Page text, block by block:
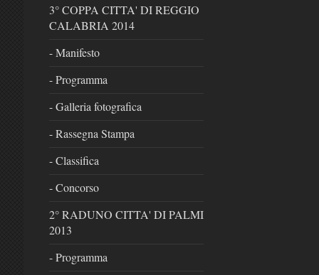
3° COPPA CITTA' DI REGGIO
CALABRIA 2014
- Manifesto
- Programma
- Galleria fotografica
- Rassegna Stampa
- Classifica
- Concorso
2° RADUNO CITTA' DI PALMI
2013
- Programma